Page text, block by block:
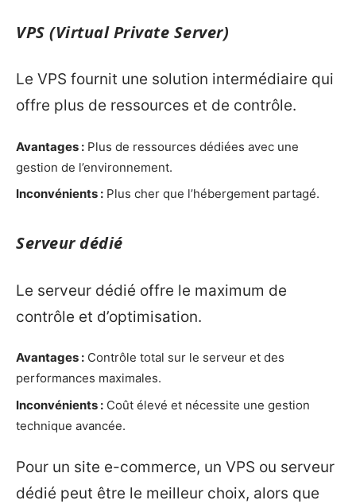
VPS (Virtual Private Server)
Le VPS fournit une solution intermédiaire qui
offre plus de ressources et de contrôle.
Avantages : Plus de ressources dédiées avec une
gestion de l’environnement.
Inconvénients : Plus cher que l’hébergement partagé.
Serveur dédié
Le serveur dédié offre le maximum de
contrôle et d’optimisation.
Avantages : Contrôle total sur le serveur et des
performances maximales.
Inconvénients : Coût élevé et nécessite une gestion
technique avancée.
Pour un site e-commerce, un VPS ou serveur
dédié peut être le meilleur choix, alors que